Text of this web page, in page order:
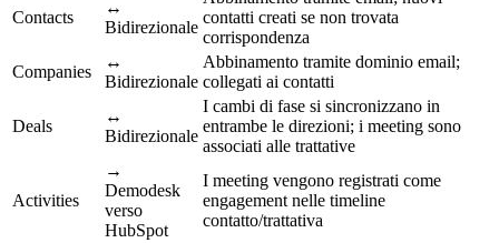
Contacts
↔
Bidirezionale
contatti creati se non trovata
corrispondenza
Companies
↔
Bidirezionale
Abbinamento tramite dominio email;
collegati ai contatti
Deals
↔
Bidirezionale
I cambi di fase si sincronizzano in
entrambe le direzioni; i meeting sono
associati alle trattative
Activities
→
Demodesk
verso
HubSpot
I meeting vengono registrati come
engagement nelle timeline
contatto/trattativa